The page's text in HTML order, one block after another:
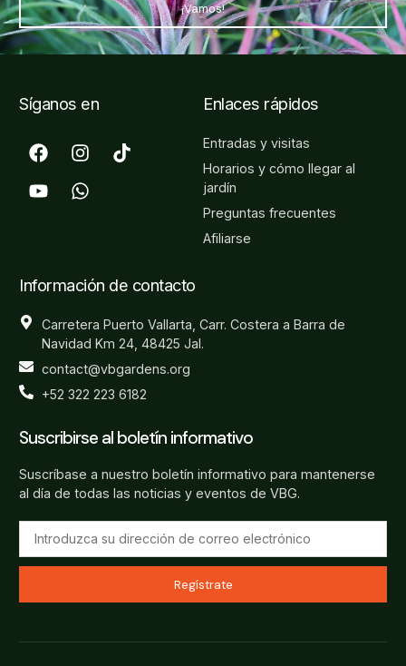
¡Vamos!
Síganos en Enlaces rápidos
Entradas y visitas
Horarios y cómo llegar al
jardín
Preguntas frecuentes
Afiliarse
Información de contacto
Carretera Puerto Vallarta, Carr. Costera a Barra de
Navidad Km 24, 48425 Jal.
contact@vbgardens.org
+52 322 223 6182
Suscribirse al boletín informativo
Suscríbase a nuestro boletín informativo para mantenerse
al día de todas las noticias y eventos de VBG.
Regístrate